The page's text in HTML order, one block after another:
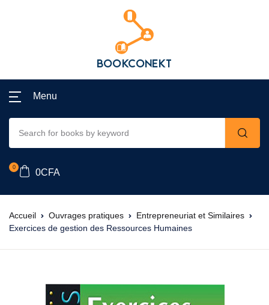
Menu
0
0CFA
Accueil Ouvrages pratiques
Entrepreneuriat et Similaires
Exercices de gestion des Ressources Humaines